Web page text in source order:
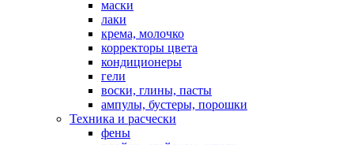
маски
лаки
крема, молочко
корректоры цвета
кондиционеры
гели
воски, глины, пасты
ампулы, бустеры, порошки
Техника и расчески
фены